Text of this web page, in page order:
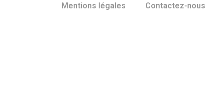
Mentions légales Contactez-nous